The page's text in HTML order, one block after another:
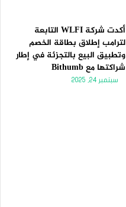
أكدت شركة WLFI التابعة
لترامب إطلاق بطاقة الخصم
وتطبيق البيع بالتجزئة في إطار
شراكتها مع Bithumb
سبتمبر 24, 2025